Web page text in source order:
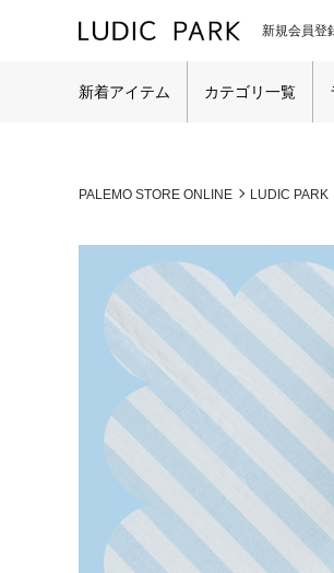
新規会員登
新着アイテム カテゴリ一覧
PALEMO STORE ONLINE LUDIC PARK